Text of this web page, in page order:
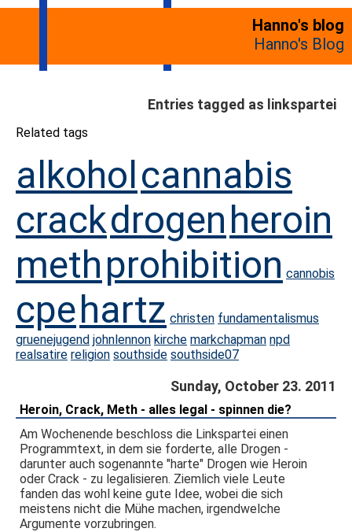
Hanno's blog
Hanno's Blog
Entries tagged as linkspartei
Related tags
alkoholcannabis
crackdrogenheroin
methprohibition cannobis
cpehartz christen fundamentalismus
gruenejugend johnlennon kirche markchapman npd
realsatire religion southside southside07
Sunday, October 23. 2011
Heroin, Crack, Meth - alles legal - spinnen die?
Am Wochenende beschloss die Linkspartei einen
Programmtext, in dem sie forderte, alle Drogen -
darunter auch sogenannte "harte" Drogen wie Heroin
oder Crack - zu legalisieren. Ziemlich viele Leute
fanden das wohl keine gute Idee, wobei die sich
meistens nicht die Mühe machen, irgendwelche
Argumente vorzubringen.